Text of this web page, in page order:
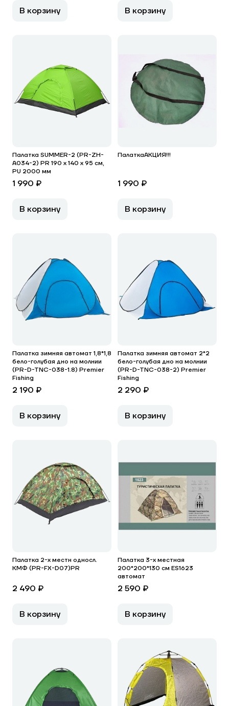
В корзину В корзину
Палатка SUMMER-2 (PR-ZH-
A034-2) PR 190 х 140 х 95 см,
PU 2000 мм
1 990 ₽
В корзину
ПалаткаАКЦИЯ!!!
1 990 ₽
В корзину
Палатка зимняя автомат 1,8*1,8
бело-голубая дно на молнии
(PR-D-TNC-038-1.8) Premier
Fishing
2 190 ₽
В корзину
Палатка зимняя автомат 2*2
бело-голубая дно на молнии
(PR-D-TNC-038-2) Premier
Fishing
2 290 ₽
В корзину
Палатка 2-х местн односл.
КМФ (PR-FX-D07)PR
2 490 ₽
В корзину
Палатка 3-х местная
200*200*130 см ES1623
автомат
2 590 ₽
В корзину